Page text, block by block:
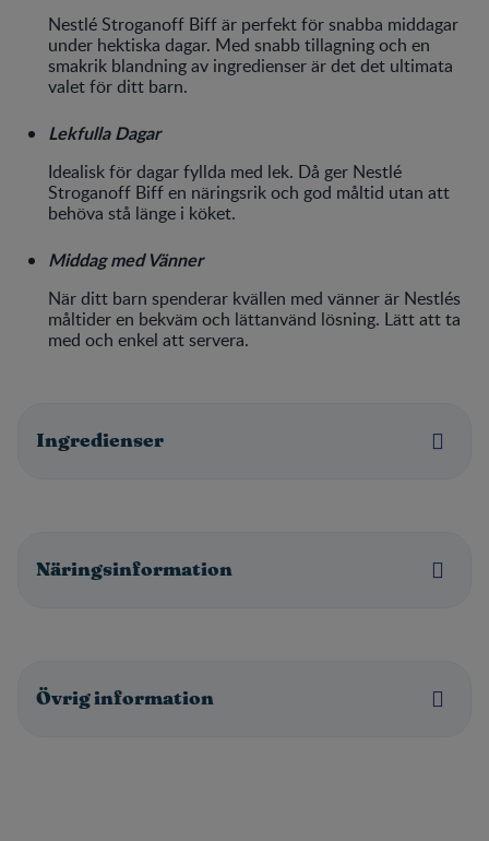
Nestlé Stroganoff Biff är perfekt för snabba middagar
under hektiska dagar. Med snabb tillagning och en
smakrik blandning av ingredienser är det det ultimata
valet för ditt barn.
Lekfulla Dagar
Idealisk för dagar fyllda med lek. Då ger Nestlé
Stroganoff Biff en näringsrik och god måltid utan att
behöva stå länge i köket.
Middag med Vänner
När ditt barn spenderar kvällen med vänner är Nestlés
måltider en bekväm och lättanvänd lösning. Lätt att ta
med och enkel att servera.
Ingredienser
Näringsinformation
Övrig information